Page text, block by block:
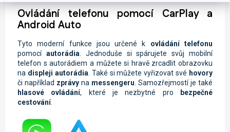
Ovládání telefonu pomocí CarPlay a
Android Auto
Tyto moderní funkce jsou určené k ovládání telefonu
pomocíautorádia . Jednoduše si spárujete svůj mobilní
telefon s autorádiem a můžete si hravě zrcadlit obrazovku
na displeji autorádia . Také si můžete vyřizovat své hovory
či například zprávy na messengeru . Samozřejmostí je také
hlasové ovládání, které je nezbytné pro
bezpečné
cestování.